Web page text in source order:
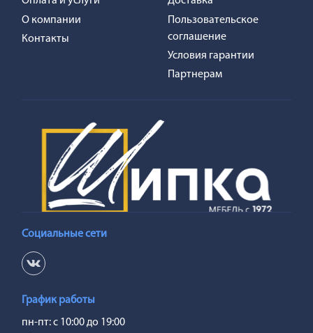
Социальные сети
График работы
пн-пт: с 10:00 до 19:00
О компании
Контакты
Пользовательское
соглашение
Условия гарантии
Партнерам